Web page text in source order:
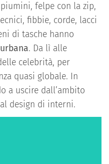
felpe con la zip,
fibbie, corde, lacci
di tasche hanno
. Da lì alle
celebrità, per
quasi globale. In
a uscire dall’ambito
design di interni.